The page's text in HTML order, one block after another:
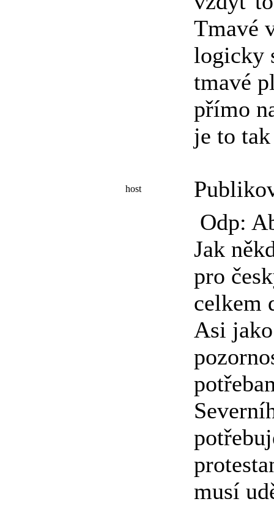
Tmavé
logicky
tmavé
přímo
je to
host
Odp:
Jak
pro
celkem
Asi
musí